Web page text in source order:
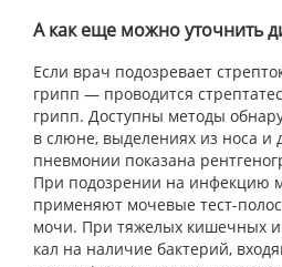
А как еще можно уточнить
Если врач подозревает
грипп — проводится
грипп. Доступны методы
в слюне, выделениях из носа и
пневмонии показана
При подозрении на инфекцию
применяют мочевые тест-
мочи. При тяжелых кишечных
кал на наличие бактерий,